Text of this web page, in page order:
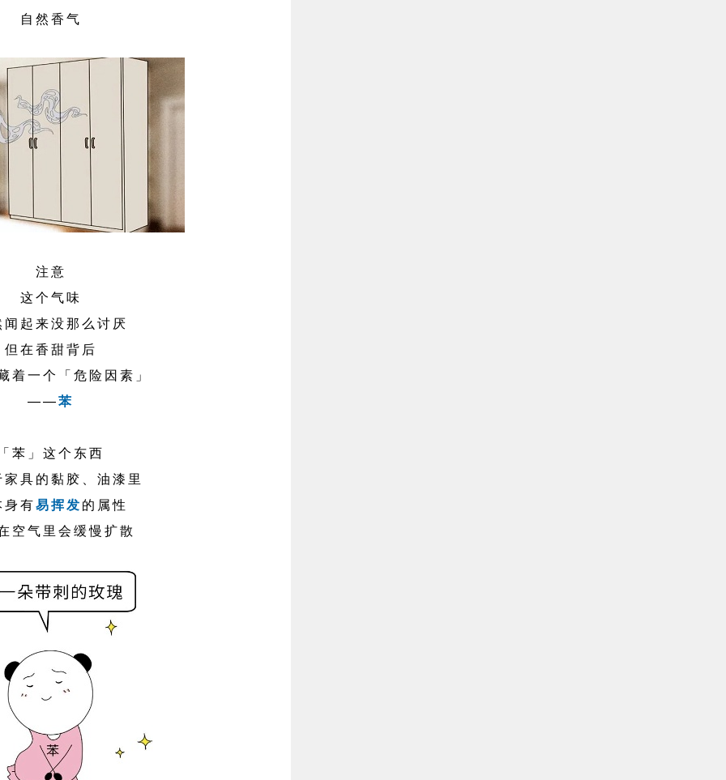
自然香气
注意
这个气味
闻起来没那么讨厌
但在香甜背后
着一个「危险因素」
——苯
苯」这个东西
具的黏胶、油漆里
有易挥发的属性
空气里会缓慢扩散